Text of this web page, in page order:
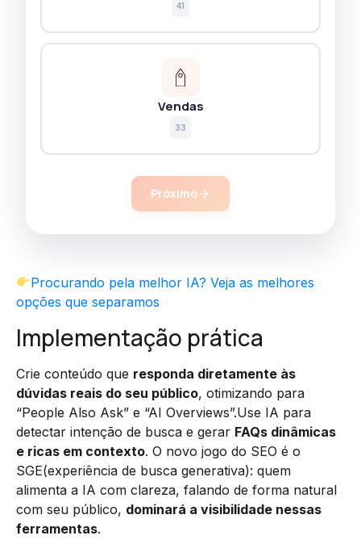
41
Vendas
33
Próximo
Procurando pela melhor IA? Veja as melhores
opções que separamos
Implementação prática
Crie conteúdo que responda diretamente às
dúvidas reais do seu público, otimizando para
“People Also Ask” e “AI Overviews”.Use IA para
detectar intenção de busca e gerar FAQs dinâmicas
e ricas em contexto. O novo jogo do SEO é o
SGE(experiência de busca generativa): quem
alimenta a IA com clareza, falando de forma natural
com seu público, dominará a visibilidade nessas
ferramentas.